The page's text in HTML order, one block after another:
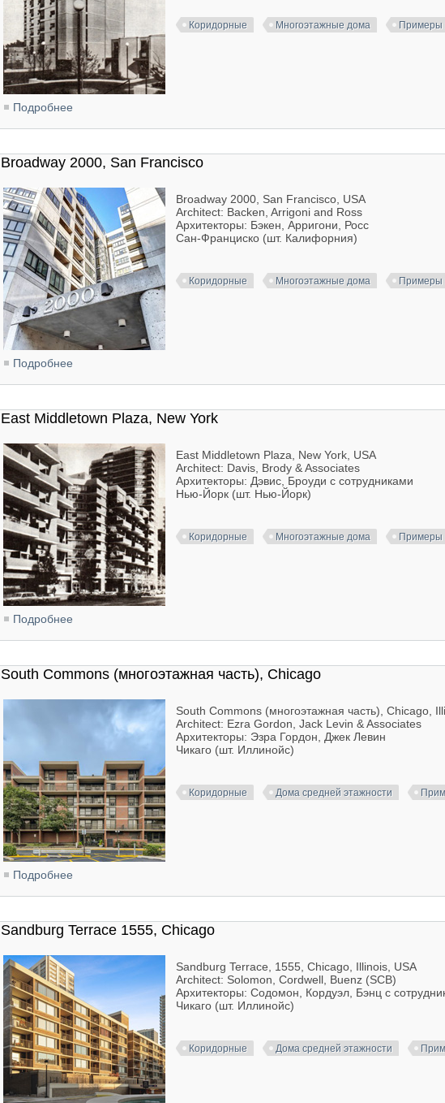
Коридорные Многоэтажные дома Примеры
Подробнее
Broadway 2000, San Francisco
Broadway 2000, San Francisco, USA
Architect: Backen, Arrigoni and Ross
Архитекторы: Бэкен, Арригони, Росс
Сан-Франциско (шт. Калифорния)
Коридорные Многоэтажные дома Примеры
Подробнее
East Middletown Plaza, New York
East Middletown Plaza, New York, USA
Architect: Davis, Brody & Associates
Архитекторы: Дэвис, Броуди с сотрудниками
Нью-Йорк (шт. Нью-Йорк)
Коридорные Многоэтажные дома Примеры
Подробнее
South Commons (многоэтажная часть), Chicago
South Commons (многоэтажная часть), Chicago,
Architect: Ezra Gordon, Jack Levin & Associates
Архитекторы: Эзра Гордон, Джек Левин
Чикаго (шт. Иллинойс)
Коридорные Дома средней этажности
Подробнее
Sandburg Terrace 1555, Chicago
Sandburg Terrace, 1555, Chicago, Illinois, USA
Architect: Solomon, Cordwell, Buenz (SCB)
Архитекторы: Содомон, Кордуэл, Бэнц с
Чикаго (шт. Иллинойс)
Коридорные Дома средней этажности